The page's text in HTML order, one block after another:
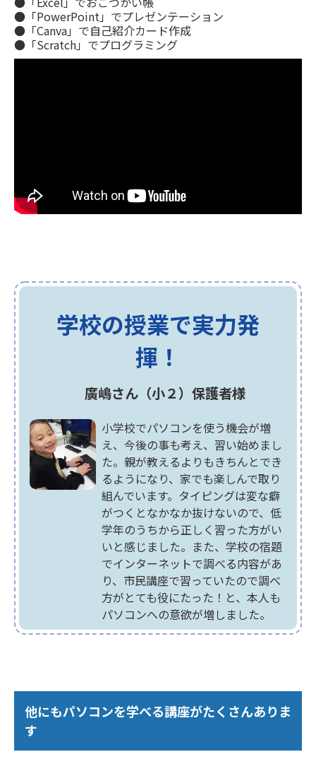
●「PowerPoint」でプレゼンテーション
●「Canva」で自己紹介カード作成
●「Scratch」でプログラミング
学校の授業で実力発
揮！
廣嶋さん（小２）保護者様
小学校でパソコンを使う機会が増
え、今後の事も考え、習い始めまし
た。親が教えるよりもきちんとでき
るようになり、家でも楽しんで取り
組んでいます。タイピングは変な癖
がつくとなかなか抜けないので、低
学年のうちから正しく習った方がい
いと感じました。また、学校の宿題
でインターネットで調べる内容があ
り、市民講座で習っていたので調べ
方がとても役にたった！と、本人も
パソコンへの意欲が増しました。
他にもパソコンを学べる講座がたくさんありま
す